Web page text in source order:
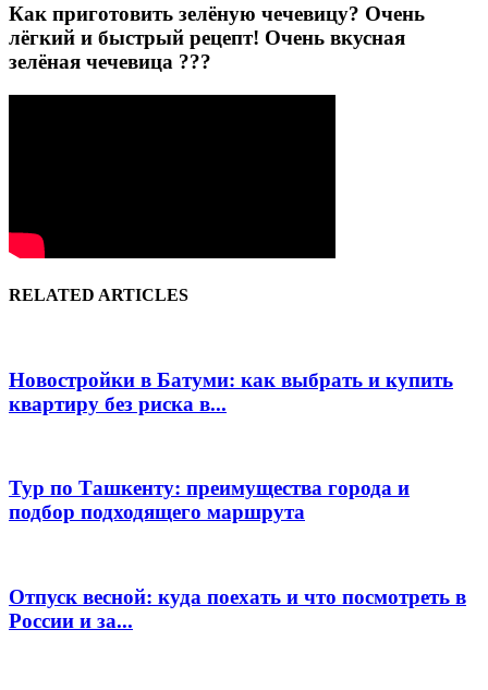
Как приготовить зелёную чечевицу? Очень
лёгкий и быстрый рецепт! Очень вкусная
зелёная чечевица ???
RELATED ARTICLES
Новостройки в Батуми: как выбрать и купить
квартиру без риска в...
Тур по Ташкенту: преимущества города и
подбор подходящего маршрута
Отпуск весной: куда поехать и что посмотреть в
России и за...